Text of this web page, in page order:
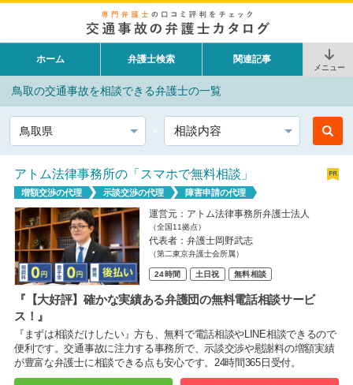
ホーム 弁護士検索 関連記事
メニュー
鳥取の交通事故を相談できる弁護士の一覧
都道府県 相談内容
アトム法律事務所の「スマホで無料相談」
増額交渉の代理 示談交渉の代理 障害申請の代理
運営元：アトム法律事務所弁護士法人
（全国11拠点）
代表者：弁護士岡野武志
（第二東京弁護士会所属）
24時間 土日祝 無料相談
『【大好評】確かな実績ある弁護団の無料電話相談サービ
ス！』
『まずは相談だけしたい』方も、無料で電話相談やLINE相談できるので
便利です。交通事故に注力する事務所で、示談交渉や慰謝料の増額実績
が豊富な弁護士に相談できる点も安心です。24時間365日受付。